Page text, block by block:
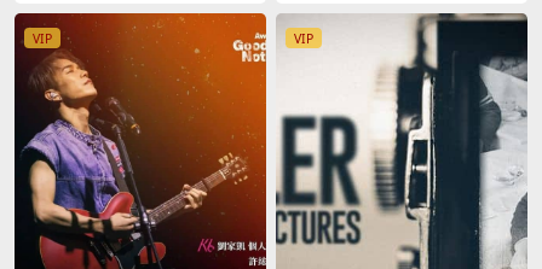
尔揭秘
VIP VIP